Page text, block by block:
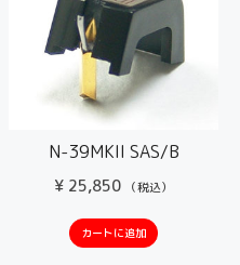
N-39MKII SAS/B
¥ 25,850 （税込）
カートに追加